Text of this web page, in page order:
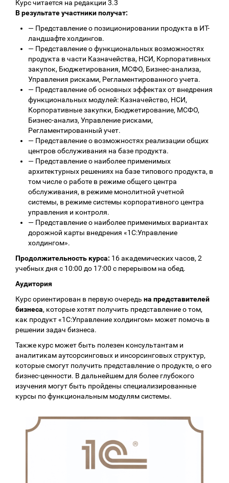
Курс читается на редакции 3.3
В результате участники получат:
— Представление о позиционировании продукта в ИТ-
ландшафте холдингов.
— Представление о функциональных возможностях
продукта в части Казначейства, НСИ, Корпоративных
закупок, Бюджетирования, МСФО, Бизнес-анализа,
Управления рисками, Регламентированного учета.
— Представление об основных эффектах от внедрения
функциональных модулей: Казначейство, НСИ,
Корпоративные закупки, Бюджетирование, МСФО,
Бизнес-анализ, Управление рисками,
Регламентированный учет.
— Представление о возможностях реализации общих
центров обслуживания на базе продукта.
— Представление о наиболее применимых
архитектурных решениях на базе типового продукта, в
том числе о работе в режиме общего центра
обслуживания, в режиме монолитной учетной
системы, в режиме системы корпоративного центра
управления и контроля.
— Представление о наиболее применимых вариантах
дорожной карты внедрения «1С:Управление
холдингом».
Продолжительность курса: 16 академических часов, 2
учебных дня с 10:00 до 17:00 с перерывом на обед.
Аудитория
Курс ориентирован в первую очередь на представителей
бизнеса, которые хотят получить представление о том,
как продукт «1С:Управление холдингом» может помочь в
решении задач бизнеса.
Также курс может быть полезен консультантам и
аналитикам аутсорсинговых и инсорсинговых структур,
которые смогут получить представление о продукте, о его
бизнес-ценности. В дальнейшем для более глубокого
изучения могут быть пройдены специализированные
курсы по функциональным модулям системы.